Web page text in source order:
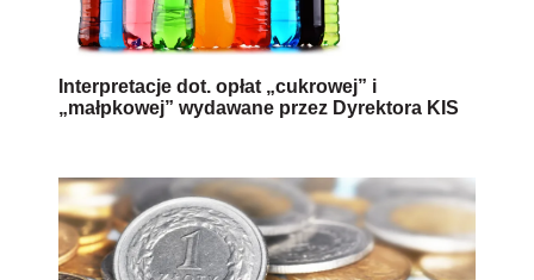
Interpretacje dot. opłat „cukrowej” i
„małpkowej” wydawane przez Dyrektora KIS